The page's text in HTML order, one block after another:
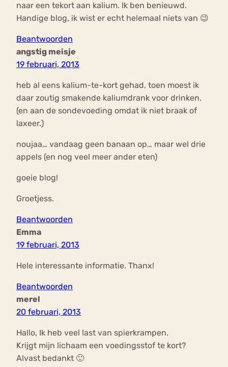
naar een tekort aan kalium. Ik ben benieuwd.
Handige blog, ik wist er echt helemaal niets van 😉
Beantwoorden
angstig meisje
19 februari, 2013
heb al eens kalium-te-kort gehad, toen moest ik
daar zoutig smakende kaliumdrank voor drinken.
(en aan de sondevoeding omdat ik niet braak of
laxeer.)
noujaa… vandaag geen banaan op… maar wel drie
appels (en nog veel meer ander eten)
goeie blog!
Groetjess.
Beantwoorden
Emma
19 februari, 2013
Hele interessante informatie. Thanx!
Beantwoorden
merel
20 februari, 2013
Hallo, Ik heb veel last van spierkrampen.
Krijgt mijn lichaam een voedingsstof te kort?
Alvast bedankt 🙂